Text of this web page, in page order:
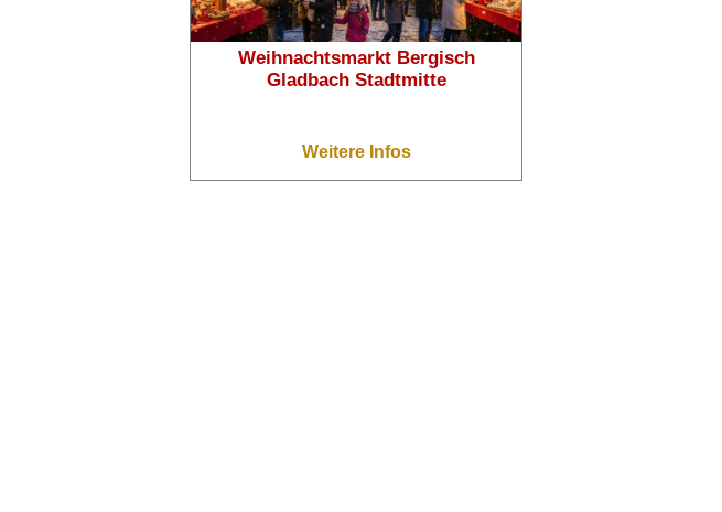
Weihnachtsmarkt Bergisch
Gladbach Stadtmitte
Weitere Infos